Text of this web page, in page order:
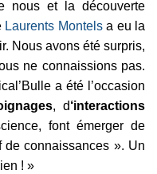
nous et la découverte
Laurents Montelsa eu la
Nous avons été surpris,
ne connaissions pas.
a été l’occasion
, d‘interactions
font émerger de
de connaissances ». Un
! »